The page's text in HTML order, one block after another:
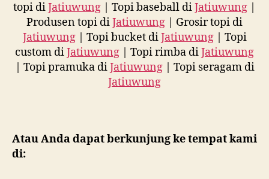
topi diJatiuwung | Topi baseball diJatiuwung
Produsen topi diJatiuwung | Grosir topi di
Jatiuwung| Topi bucket diJatiuwung| Topi
custom diJatiuwung | Topi rimba diJatiuwung
| Topi pramuka diJatiuwung| Topi seragam di
Jatiuwung
Atau Anda dapat berkunjung ke tempat kami
di: